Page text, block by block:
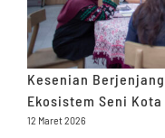
Kesenian
Ekosistem Seni Kota
12 Maret 2026